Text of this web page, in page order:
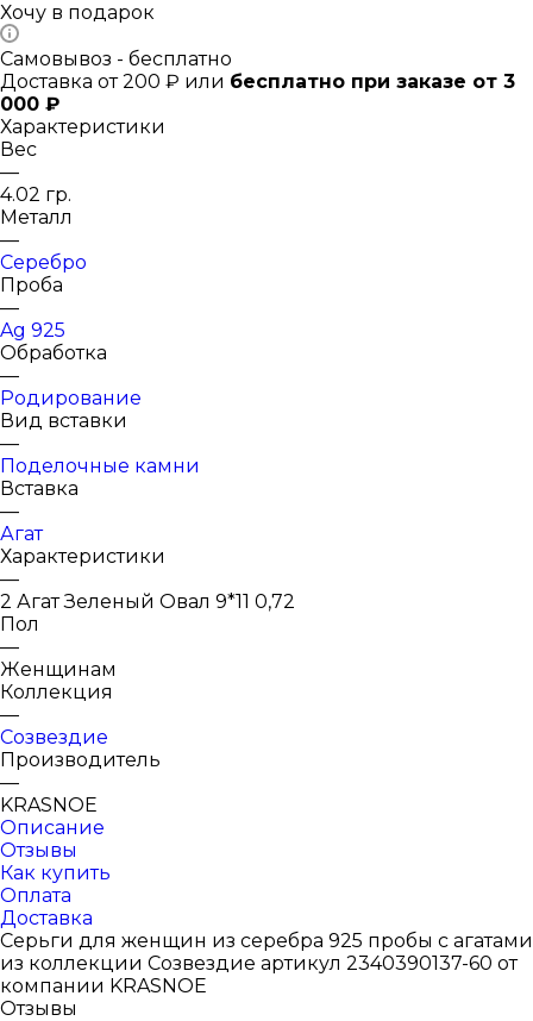
Хочу в подарок
Самовывоз - бесплатно
Доставка от 200 ₽ или бесплатно при заказе от 3
000 ₽
Характеристики
Вес
—
4.02 гр.
Металл
—
Серебро
Проба
—
Ag 925
Обработка
—
Родирование
Вид вставки
—
Поделочные камни
Вставка
—
Агат
Характеристики
—
2 Агат Зеленый Овал 9*11 0,72
Пол
—
Женщинам
Коллекция
—
Созвездие
Производитель
—
KRASNOE
Описание
Отзывы
Как купить
Оплата
Доставка
Серьги для женщин из серебра 925 пробы с агатами
из коллекции Созвездие артикул 2340390137-60 от
компании KRASNOE
Отзывы